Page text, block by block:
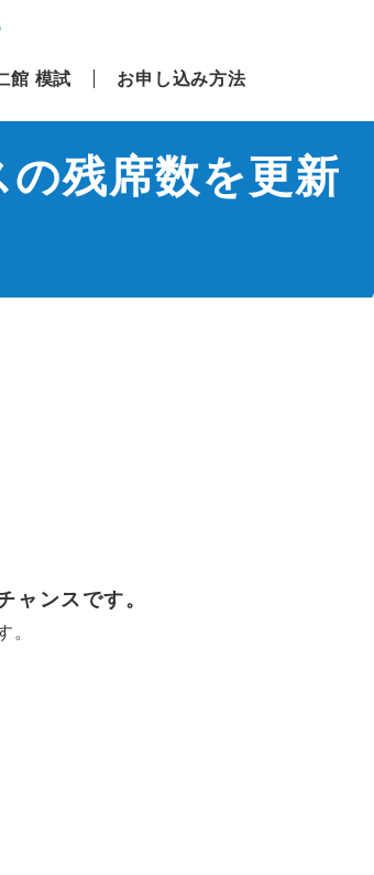
館 模試 お申し込み方法
の残席数を更新
ャンスです。
。